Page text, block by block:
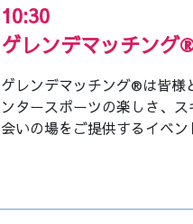
10:30
ゲレンデマッチング
ゲレンデマッチング®は皆様
ンタースポーツの楽しさ、
会いの場をご提供するイベン